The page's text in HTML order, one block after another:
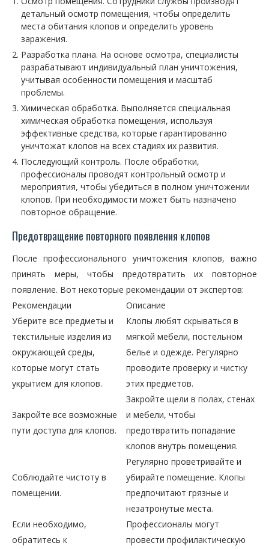
детальный осмотр помещения, чтобы определить
места обитания клопов и определить уровень
заражения.
Разработка плана. На основе осмотра, специалисты
разрабатывают индивидуальный план уничтожения,
учитывая особенности помещения и масштаб
проблемы.
Химическая обработка. Выполняется специальная
химическая обработка помещения, используя
эффективные средства, которые гарантированно
уничтожат клопов на всех стадиях их развития.
Последующий контроль. После обработки,
профессионалы проводят контрольный осмотр и
мероприятия, чтобы убедиться в полном уничтожении
клопов. При необходимости может быть назначено
повторное обращение.
Предотвращение повторного появления клопов
После профессионального уничтожения клопов, важно
принять меры, чтобы предотвратить их повторное
появление. Вот некоторые рекомендации от экспертов:
Рекомендации
Описание
Уберите все предметы и
текстильные изделия из
окружающей среды,
которые могут стать
укрытием для клопов.
Клопы любят скрываться в
мягкой мебели, постельном
белье и одежде. Регулярно
проводите проверку и чистку
этих предметов.
Закройте все возможные
пути доступа для клопов.
Закройте щели в полах, стенах
и мебели, чтобы
предотвратить попадание
клопов внутрь помещения.
Соблюдайте чистоту в
помещении.
Регулярно проветривайте и
убирайте помещение. Клопы
предпочитают грязные и
незатронутые места.
Если необходимо,
обратитесь к
Профессионалы могут
провести профилактическую